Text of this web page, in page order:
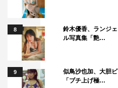
8
鈴木優香、ランジ
ル写真集「艶…
9
似鳥沙也加、大胆
「ブチ上げ極…